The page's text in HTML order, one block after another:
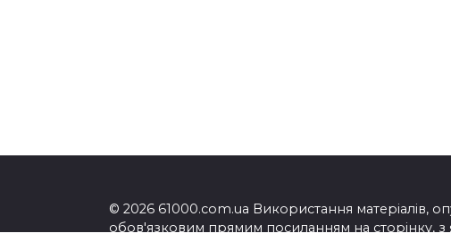
© 2026 61000.com.ua Використання матеріалів,
обов'язковим прямим посиланням на сторінку, з